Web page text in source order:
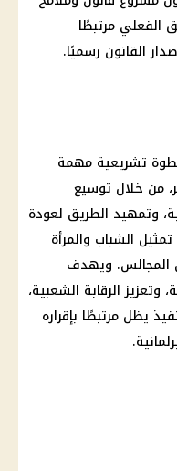
الفعلي مرتبطًا
القانون رسميًا.
خطوة تشريعية مهمة
من خلال توسيع
وتمهيد الطريق لعودة
الشباب والمرأة
المجالس. ويهدف
الرقابة الشعبية،
يظل مرتبطًا بإقراره